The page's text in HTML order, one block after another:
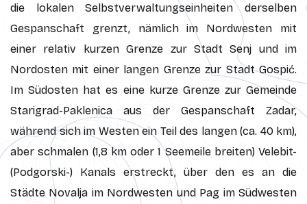
die lokalen Selbstverwaltungseinheiten derselben
Gespanschaft grenzt, nämlich im Nordwesten mit
einer relativ kurzen Grenze zur Stadt Senj und im
Nordosten mit einer langen Grenze zur Stadt Gospić.
Im Südosten hat es eine kurze Grenze zur Gemeinde
Starigrad-Paklenica aus der Gespanschaft Zadar,
während sich im Westen ein Teil des langen (ca. 40 km),
aber schmalen (1,8 km oder 1 Seemeile breiten) Velebit-
(Podgorski-) Kanals erstreckt, über den es an die
Städte Novalja im Nordwesten und Pag im Südwesten